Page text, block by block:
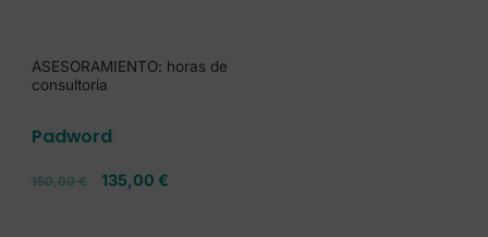
ASESORAMIENTO: horas de
consultoría
Padword
150,00€ 135,00 €